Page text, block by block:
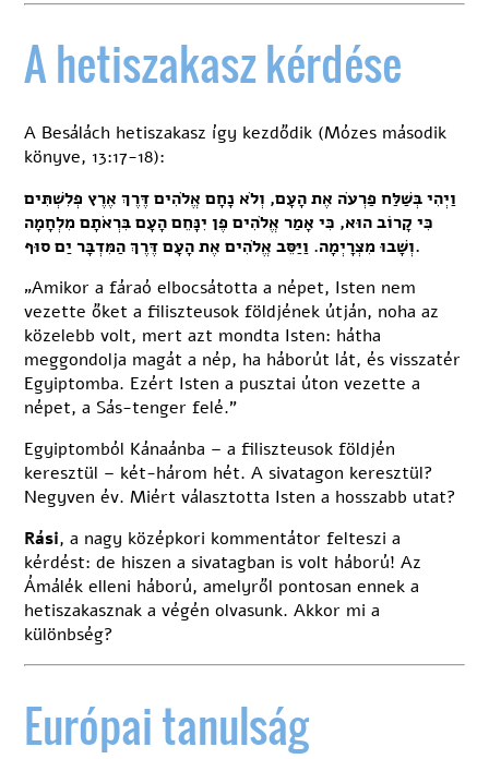
A hetiszakasz kérdése
A Besálách hetiszakasz így kezdődik (Mózes második
könyve, 13:17-18):
וַיְהִי בְּשַׁלַּח פַּרְעֹה אֶת הָעָם, וְלֹא נָחָם אֱלֹהִים דֶּרֶךְ אֶרֶץ פְּלִשְׁתִּים
כִּי קָרוֹב הוּא, כִּי אָמַר אֱלֹהִים פֶּן יִנָּחֵם הָעָם בִּרְאֹתָם מִלְחָמָה
וְשָׁבוּ מִצְרָיְמָה. וַיַּסֵּב אֱלֹהִים אֶת הָעָם דֶּרֶךְ הַמִּדְבָּר יַם סוּף.
„Amikor a fáraó elbocsátotta a népet, Isten nem
vezette őket a filiszteusok földjének útján, noha az
közelebb volt, mert azt mondta Isten: hátha
meggondolja magát a nép, ha háborút lát, és visszatér
Egyiptomba. Ezért Isten a pusztai úton vezette a
népet, a Sás-tenger felé.”
Egyiptomból Kánaánba – a filiszteusok földjén
keresztül – két-három hét. A sivatagon keresztül?
Negyven év. Miért választotta Isten a hosszabb utat?
Rási, a nagy középkori kommentátor felteszi a
kérdést: de hiszen a sivatagban is volt háború! Az
Ámálék elleni háború, amelyről pontosan ennek a
hetiszakasznak a végén olvasunk. Akkor mi a
különbség?
Európai tanulság